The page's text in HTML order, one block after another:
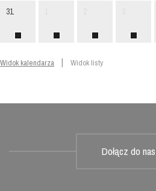
31
Widok kalendarza | Widok listy
Dołącz do